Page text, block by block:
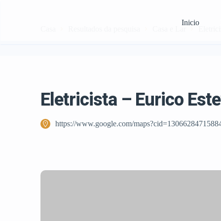
Inicio
Eletricista – Eurico
https://www.google.com/